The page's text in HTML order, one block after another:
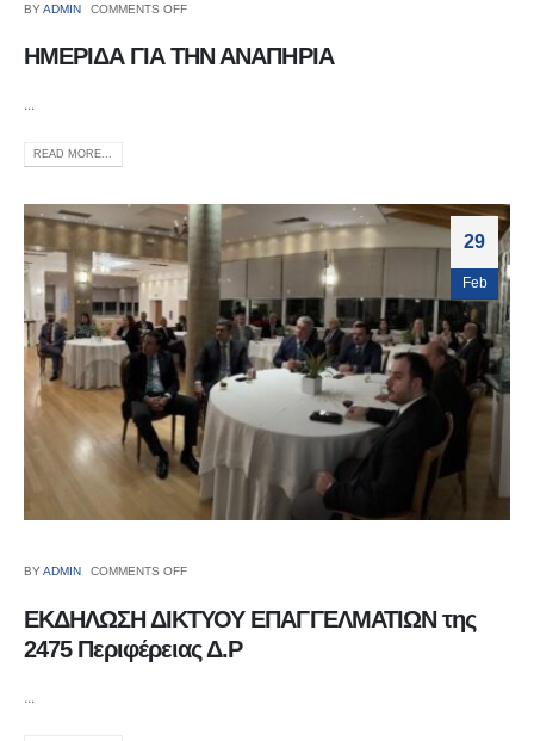
BYADMIN COMMENTS OFF
ΗΜΕΡΙΔΑ ΓΙΑ ΤΗΝ ΑΝΑΠΗΡΙΑ
...
READ MORE...
29
Feb
BYADMIN COMMENTS OFF
ΕΚΔΗΛΩΣΗ ΔΙΚΤΥΟΥ ΕΠΑΓΓΕΛΜΑΤΙΩΝ της
2475 Περιφέρειας Δ.Ρ
...